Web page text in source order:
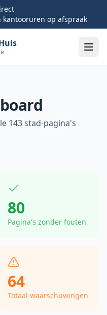
kantooruren op afspraak
143stad-pagina's
80
Pagina's zonder fouten
64
Totaal waarschuwingen